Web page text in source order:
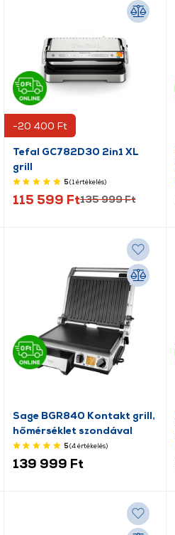
-20 400 Ft
Tefal GC782D30 2in1 XL
grill
5(1 értékelés)
115 599 Ft135 999 Ft
Sage BGR840 Kontakt grill,
hőmérséklet szondával
5(4értékelés)
139 999 Ft